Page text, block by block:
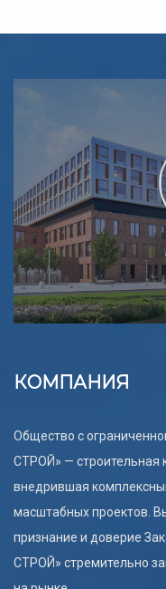
КОМПАНИЯ
Общество с
СТРОЙ» — строительная
внедрившая
масштабных проектов.
признание и доверие
СТРОЙ» стремительно